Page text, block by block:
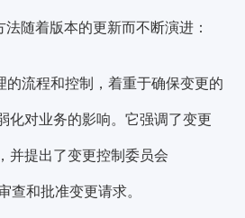
随着版本的更新而不断演进：
的流程和控制，着重于确保变更的
化对业务的影响。它强调了变更
并提出了变更控制委员会
查和批准变更请求。